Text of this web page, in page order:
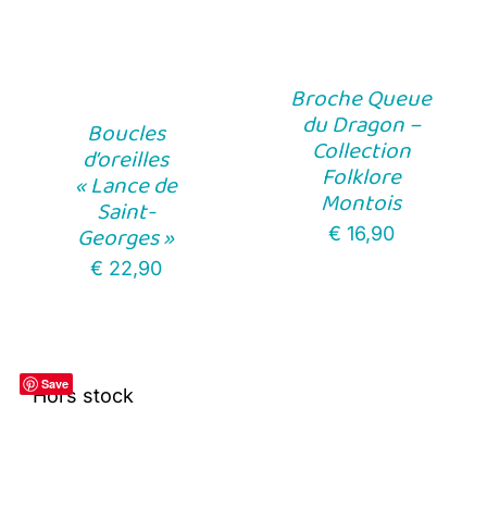
Boucles
d’oreilles
« Lance de
Saint-
Georges »
€ 22,90
Broche Queue
du Dragon –
Collection
Folklore
Montois
€ 16,90
Save
Hors stock